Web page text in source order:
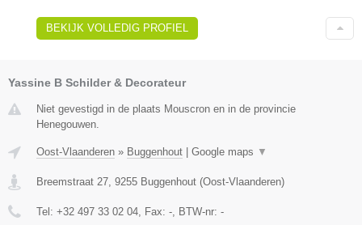
BEKIJK VOLLEDIG PROFIEL
Yassine B Schilder & Decorateur
Niet gevestigd in de plaats Mouscron en in de provincie
Henegouwen.
Oost-Vlaanderen » Buggenhout Google maps ▼
Breemstraat 27, 9255 Buggenhout (Oost-Vlaanderen)
Tel: +32 497 33 02 04, Fax: -, BTW-nr: -